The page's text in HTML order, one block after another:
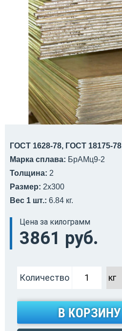
ГОСТ 1628-78, ГОСТ 18175-78
Марка сплава: БрАМц9-2
Толщина: 2
Размер: 2x300
Вес 1 шт.: 6.84 кг.
Цена за килограмм
3861 руб.
Количество
В КОРЗИНУ